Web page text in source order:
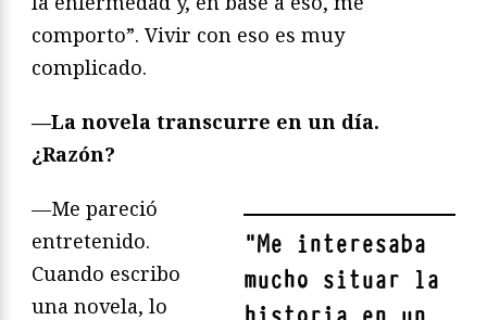
comporto”. Vivir con eso es muy
complicado.
—La novela transcurre en un día.
¿Razón?
"Me interesaba
mucho situar la
—Me pareció
entretenido.
Cuando escribo
una novela, lo